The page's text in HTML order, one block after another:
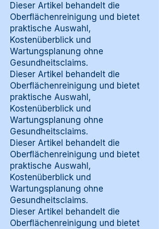
Dieser Artikel behandelt die
Oberflächenreinigung und bietet
praktische Auswahl,
Kostenüberblick und
Wartungsplanung ohne
Gesundheitsclaims.
Dieser Artikel behandelt die
Oberflächenreinigung und bietet
praktische Auswahl,
Kostenüberblick und
Wartungsplanung ohne
Gesundheitsclaims.
Dieser Artikel behandelt die
Oberflächenreinigung und bietet
praktische Auswahl,
Kostenüberblick und
Wartungsplanung ohne
Gesundheitsclaims.
Dieser Artikel behandelt die
Oberflächenreinigung und bietet